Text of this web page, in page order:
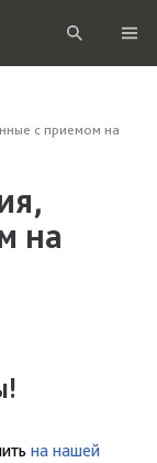
с приемом на
на
на нашей